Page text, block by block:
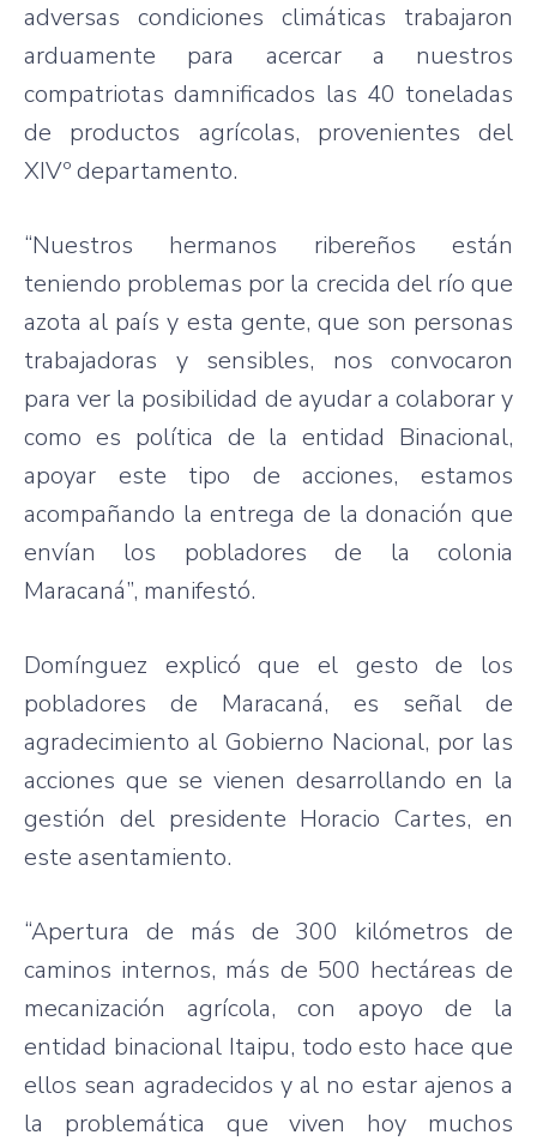
adversas condiciones climáticas trabajaron
arduamente para acercar a nuestros
compatriotas damnificados las 40 toneladas
de productos agrícolas, provenientes del
XIVº departamento.
“Nuestros hermanos ribereños están
teniendo problemas por la crecida del río que
azota al país y esta gente, que son personas
trabajadoras y sensibles, nos convocaron
para ver la posibilidad de ayudar a colaborar y
como es política de la entidad Binacional,
apoyar este tipo de acciones, estamos
acompañando la entrega de la donación que
envían los pobladores de la colonia
Maracaná”, manifestó.
Domínguez explicó que el gesto de los
pobladores de Maracaná, es señal de
agradecimiento al Gobierno Nacional, por las
acciones que se vienen desarrollando en la
gestión del presidente Horacio Cartes, en
este asentamiento.
“Apertura de más de 300 kilómetros de
caminos internos, más de 500 hectáreas de
mecanización agrícola, con apoyo de la
entidad binacional Itaipu, todo esto hace que
ellos sean agradecidos y al no estar ajenos a
la problemática que viven hoy muchos